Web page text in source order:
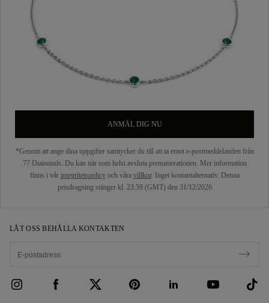
ANMÄL DIG NU
*Genom att ange dina uppgifter samtycker du till att ta emot e-postmeddelanden från
77 Diamonds. Du kan när som helst avsluta prenumerationen. Mer information
finns i vår integritetspolicyoch våra villkor. Inget kontantalternativ. Denna
prisdragning stänger kl. 23:59 (GMT) den 31/12/2026
LÅT OSS BEHÅLLA KONTAKTEN